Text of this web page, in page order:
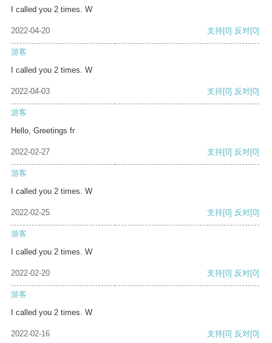
I called you 2 times. W
2022-04-20 支持[0] 反对[0]
游客
I called you 2 times. W
2022-04-03 支持[0] 反对[0]
游客
Hello, Greetings fr
2022-02-27 支持[0] 反对[0]
游客
I called you 2 times. W
2022-02-25 支持[0] 反对[0]
游客
I called you 2 times. W
2022-02-20 支持[0] 反对[0]
游客
I called you 2 times. W
2022-02-16 支持[0] 反对[0]